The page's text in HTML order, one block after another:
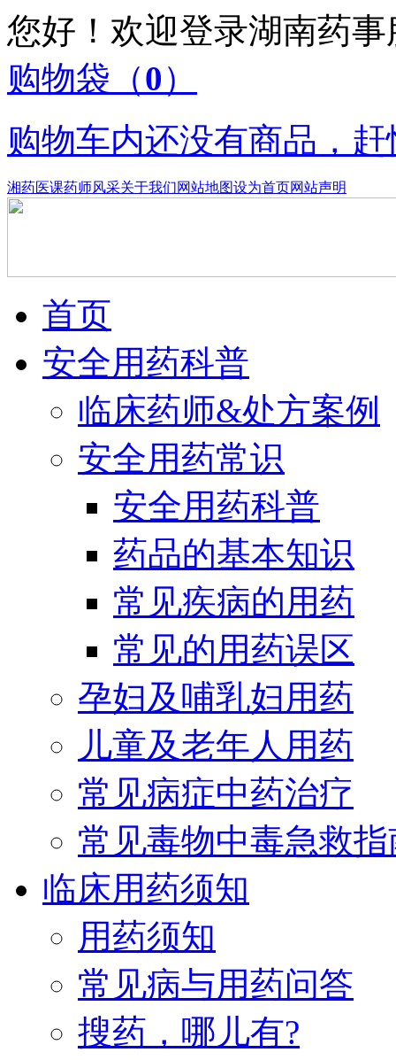
您好！欢迎登录湖南药
购物袋 （0）
购物车内还没有商品，
湘药医课药师风采关于我们网站地图设为首页网站声明
首页
安全用药科普
临床药师&处方案例
安全用药常识
安全用药科普
药品的基本知识
常见疾病的用药
常见的用药误区
孕妇及哺乳妇用药
儿童及老年人用药
常见病症中药治疗
常见毒物中毒急救指
临床用药须知
用药须知
常见病与用药问答
搜药，哪儿有?